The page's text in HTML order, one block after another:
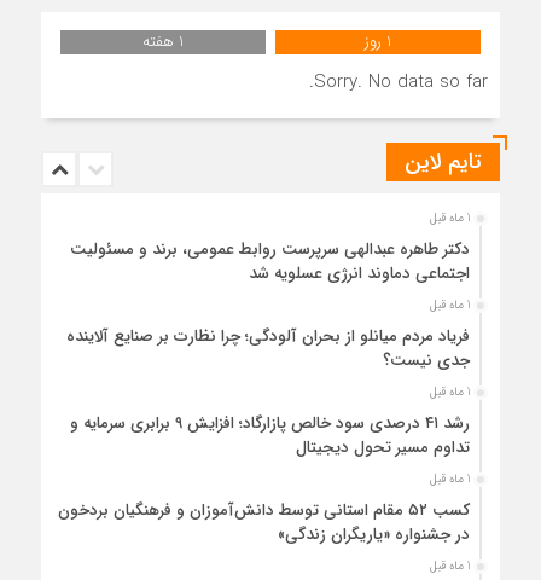
1 روز 1 هفته
Sorry. No data so far.
تایم لاین
1 ماه قبل
دکتر طاهره عبدالهی سرپرست روابط عمومی، برند و مسئولیت
اجتماعی دماوند انرژی عسلویه شد
1 ماه قبل
فریاد مردم میانلو از بحران آلودگی؛ چرا نظارت بر صنایع آلاینده
جدی نیست؟
1 ماه قبل
رشد ۴۱ درصدی سود خالص پازارگاد؛ افزایش ۹ برابری سرمایه و
تداوم مسیر تحول دیجیتال
1 ماه قبل
کسب ۵۲ مقام استانی توسط دانش‌آموزان و فرهنگیان بردخون
در جشنواره «یاریگران زندگی»
1 ماه قبل